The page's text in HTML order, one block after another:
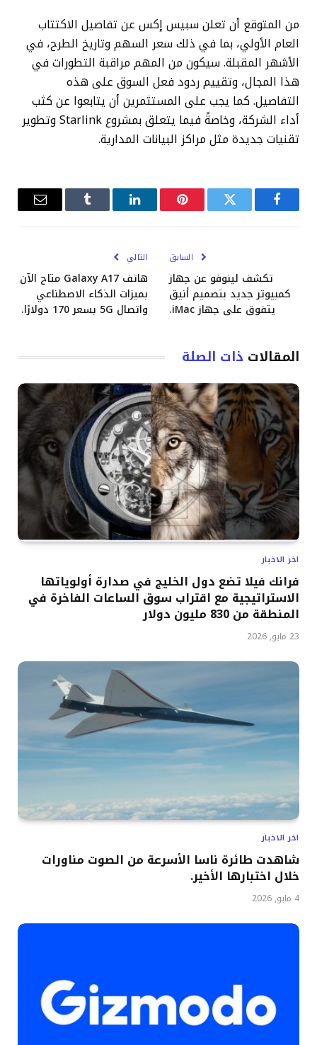
من المتوقع أن تعلن سبيس إكس عن تفاصيل الاكتتاب
العام الأولي، بما في ذلك سعر السهم وتاريخ الطرح، في
الأشهر المقبلة. سيكون من المهم مراقبة التطورات في
هذا المجال، وتقييم ردود فعل السوق على هذه
التفاصيل. كما يجب على المستثمرين أن يتابعوا عن كثب
أداء الشركة، وخاصةً فيما يتعلق بمشروع Starlink وتطوير
تقنيات جديدة مثل مراكز البيانات المدارية.
فيسبوكتويتر بينتيريستلينكدإن Tumblrالبريد
السابق
تكشف لينوفو عن جهاز
كمبيوتر جديد بتصميم أنيق
يتفوق على جهاز iMac.
التالي
هاتف Galaxy A17 متاح الآن
بميزات الذكاء الاصطناعي
واتصال 5G بسعر 170 دولارًا.
المقالات ذات الصلة
اخر الاخبار
فرانك فيلا تضع دول الخليج في صدارة أولوياتها
الاستراتيجية مع اقتراب سوق الساعات الفاخرة في
المنطقة من 830 مليون دولار
23 مايو, 2026
اخر الاخبار
شاهدت طائرة ناسا الأسرعة من الصوت مناورات
خلال اختبارها الأخير.
4 مايو, 2026